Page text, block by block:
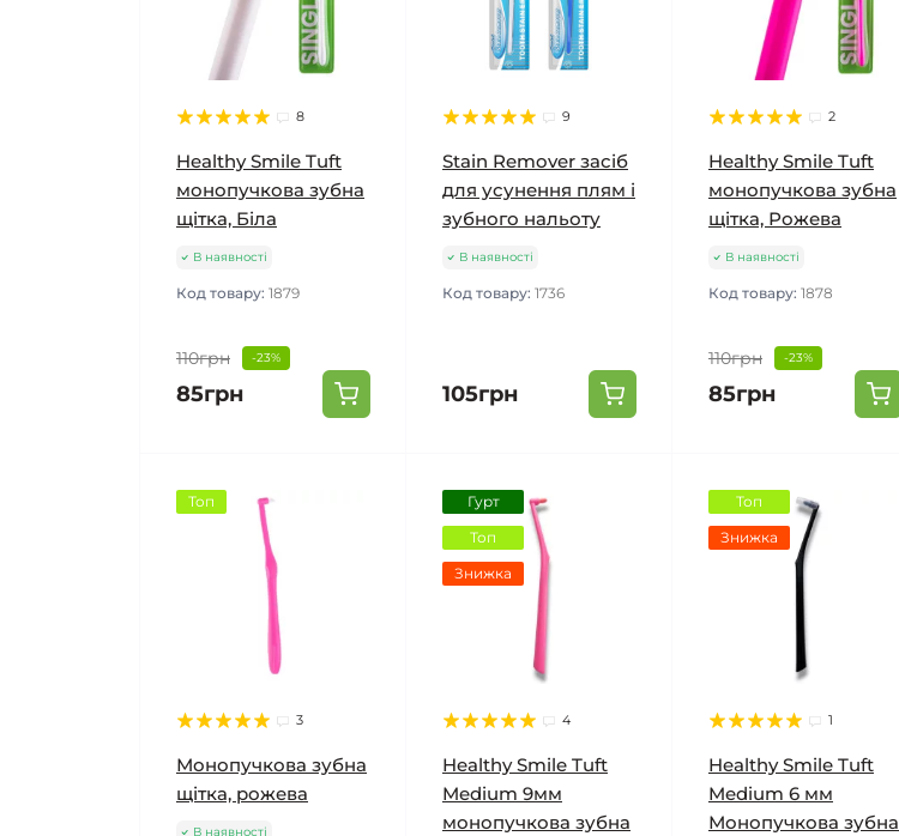
8
Healthy Smile Tuft
монопучкова зубна
щітка, Біла
В наявності
Код товару: 1879
110грн -23%
85грн
9
Stain Remover засіб
для усунення плям і
зубного нальоту
В наявності
Код товару: 1736
105грн
2
Healthy Smile Tuft
монопучкова зубна
щітка, Рожева
В наявності
Код товару: 1878
110грн -23%
85грн
Топ
3
Монопучкова зубна
щітка, рожева
В наявності
Гурт
Топ
Знижка
4
Healthy Smile Tuft
Medium 9мм
монопучкова зубна
Топ
Знижка
1
Healthy Smile Tuft
Medium 6 мм
Монопучкова зубна